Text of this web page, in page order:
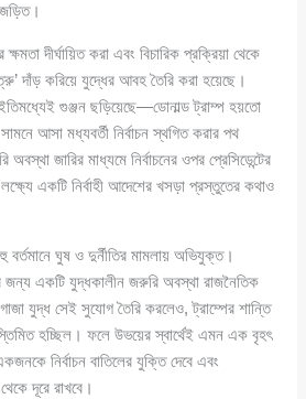
দীর্ঘায়িত করা এবং বিচারিক প্রক্রিয়া থেকে
দাঁড় করিয়ে যুদ্ধের আবহ তৈরি করা হয়েছে।
গুঞ্জন ছড়িয়েছে—ডোনাল্ড ট্রাম্প হয়তো
আসা মধ্যবর্তী নির্বাচন স্থগিত করার পথ
জারির মাধ্যমে নির্বাচনের ওপর প্রেসিডেন্টের
একটি নির্বাহী আদেশের খসড়া প্রস্তুতের কথাও
বর্তমানে ঘুষ ও দুর্নীতির মামলায় অভিযুক্ত।
জন্য একটি যুদ্ধকালীন জরুরি অবস্থা রাজনৈতিক
যুদ্ধ সেই সুযোগ তৈরি করলেও, ট্রাম্পের শান্তি
হচ্ছিল। ফলে উভয়ের স্বার্থেই এমন এক বৃহৎ
নির্বাচন বাতিলের যুক্তি দেবে এবং
দূরে রাখবে।